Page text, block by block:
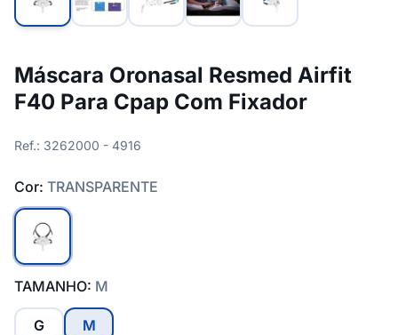
Máscara Oronasal Resmed Airfit
F40 Para Cpap Com Fixador
Ref.: 3262000 - 4916
Cor: TRANSPARENTE
TAMANHO: M
G M